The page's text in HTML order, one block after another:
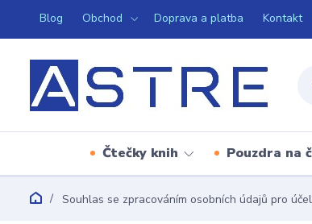
Blog Obchod Doprava a platba Kontakt
Čtečky knih Pouzdra na
Souhlas se zpracováním osobních údajů pro